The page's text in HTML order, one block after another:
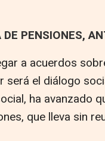
DE PENSIONES,
a acuerdos
será el diálogo
ha avanzado
que lleva sin